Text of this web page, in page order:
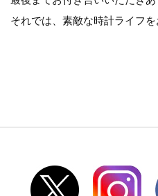
それでは、素敵な時計ライフを